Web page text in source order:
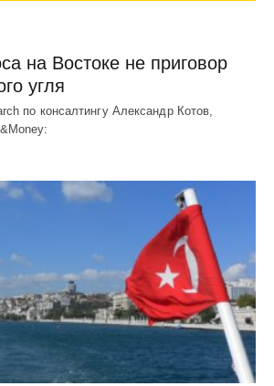
на Востоке не приговор
угля
по консалтингу Александр Котов,